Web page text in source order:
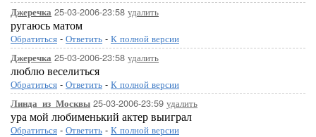
Джеречка 25-03-2006-23:58 удалить
ругаюсь матом
Обратиться - Ответить - К полной версии
Джеречка 25-03-2006-23:58 удалить
люблю веселиться
Обратиться - Ответить - К полной версии
Линда_из_Москвы 25-03-2006-23:59 удалить
ура мой любименький актер выиграл
Обратиться - Ответить - К полной версии